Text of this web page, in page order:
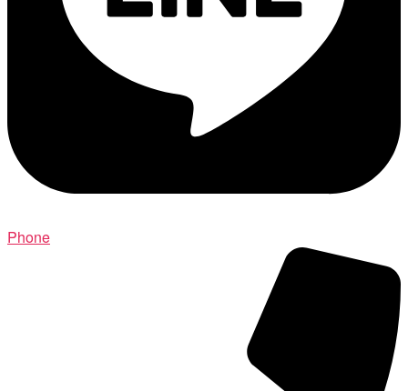
Phone